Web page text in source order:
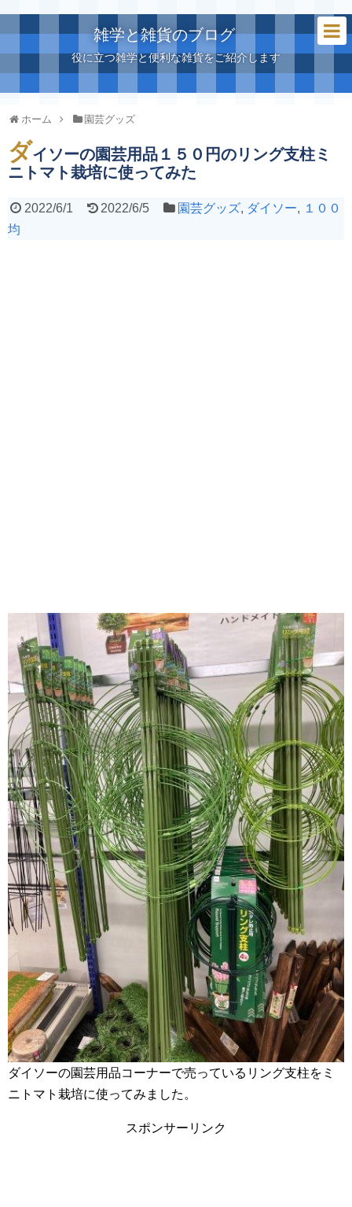
雑学と雑貨のブログ
役に立つ雑学と便利な雑貨をご紹介します
ホーム 園芸グッズ
ダイソーの園芸用品１５０円のリング支柱ミ
ニトマト栽培に使ってみた
2022/6/1 2022/6/5 園芸グッズ, ダイソー, １００
均
ダイソーの園芸用品コーナーで売っているリング支柱をミ
ニトマト栽培に使ってみました。
スポンサーリンク